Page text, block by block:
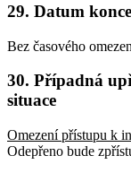
29. Datum
Bez časového
30. Případná
situace
Omezení přístupu k
Odepřeno bude